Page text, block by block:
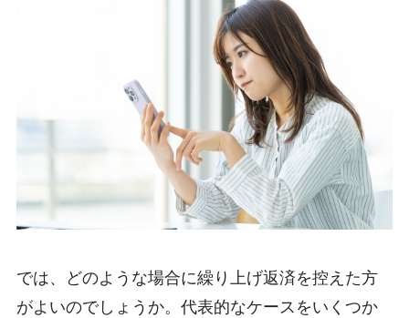
では、どのような場合に繰り上げ返済を控えた方
がよいのでしょうか。代表的なケースをいくつか